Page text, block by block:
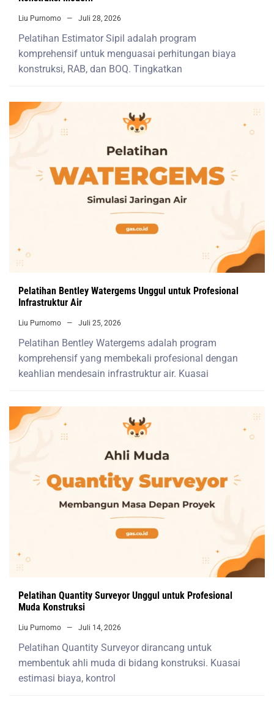
Liu Purnomo Juli 28, 2026
Pelatihan Estimator Sipil adalah program
komprehensif untuk menguasai perhitungan biaya
konstruksi, RAB, dan BOQ. Tingkatkan
Pelatihan Bentley Watergems Unggul untuk Profesional
Infrastruktur Air
Liu Purnomo Juli 25, 2026
Pelatihan Bentley Watergems adalah program
komprehensif yang membekali profesional dengan
keahlian mendesain infrastruktur air. Kuasai
Pelatihan Quantity Surveyor Unggul untuk Profesional
Muda Konstruksi
Liu Purnomo Juli 14, 2026
Pelatihan Quantity Surveyor dirancang untuk
membentuk ahli muda di bidang konstruksi. Kuasai
estimasi biaya, kontrol